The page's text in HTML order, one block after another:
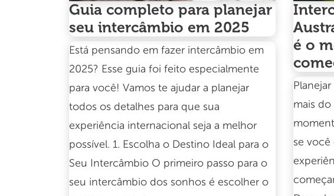
Guia completo para planejar
seu intercâmbio em 2025
Está pensando em fazer intercâmbio em
2025? Esse guia foi feito especialmente
para você! Vamos te ajudar a planejar
todos os detalhes para que sua
experiência internacional seja a melhor
possível. 1. Escolha o Destino Ideal para o
Seu Intercâmbio O primeiro passo para o
seu intercâmbio dos sonhos é escolher o
é o
mais
se você